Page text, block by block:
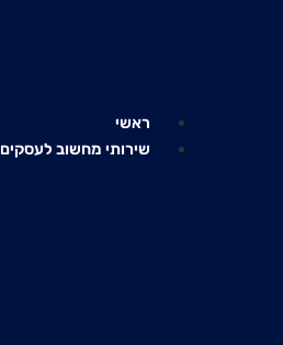
ראשי
שירותי מחשוב לעסקים